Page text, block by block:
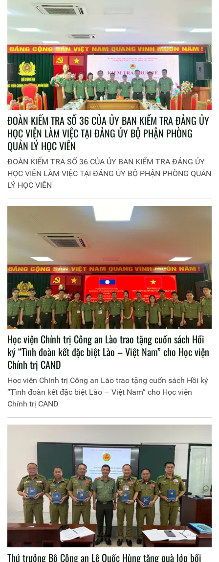
ĐOÀN KIỂM TRA SỐ 36 CỦA ỦY BAN KIỂM TRA ĐẢNG ỦY
HỌC VIỆN LÀM VIỆC TẠI ĐẢNG ỦY BỘ PHẬN PHÒNG
QUẢN LÝ HỌC VIÊN
ĐOÀN KIỂM TRA SỐ 36 CỦA ỦY BAN KIỂM TRA ĐẢNG ỦY
HỌC VIỆN LÀM VIỆC TẠI ĐẢNG ỦY BỘ PHẬN PHÒNG QUẢN
LÝ HỌC VIÊN
Học viện Chính trị Công an Lào trao tặng cuốn sách Hồi
ký “Tình đoàn kết đặc biệt Lào – Việt Nam” cho Học viện
Chính trị CAND
Học viện Chính trị Công an Lào trao tặng cuốn sách Hồi ký
“Tình đoàn kết đặc biệt Lào – Việt Nam” cho Học viện
Chính trị CAND
Thứ trưởng Bộ Công an Lê Quốc Hùng tặng quà lớp bồi